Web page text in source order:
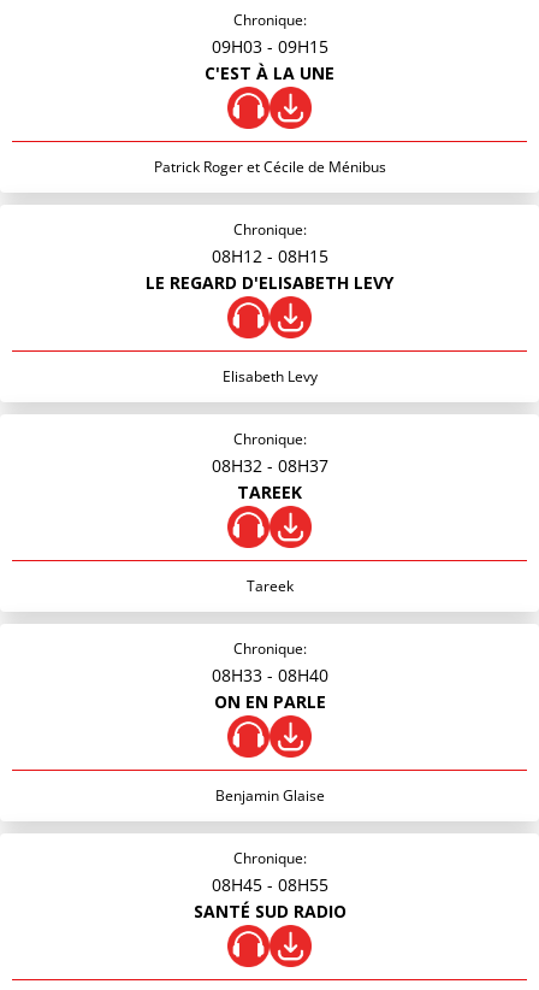
Chronique:
09H03 - 09H15
C'EST À LA UNE
Patrick Roger et Cécile de Ménibus
Chronique:
08H12 - 08H15
LE REGARD D'ELISABETH LEVY
Elisabeth Levy
Chronique:
08H32 - 08H37
TAREEK
Tareek
Chronique:
08H33 - 08H40
ON EN PARLE
Benjamin Glaise
Chronique:
08H45 - 08H55
SANTÉ SUD RADIO